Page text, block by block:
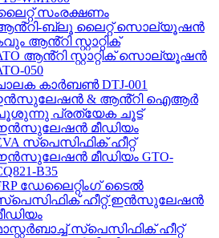
സംരക്ഷണം
ബ്ലൂ ലൈറ്റ് സൊല്യൂഷൻ
ആൻ്റി സ്റ്റാറ്റിക്
ആൻ്റി സ്റ്റാറ്റിക് സൊല്യൂഷൻ
050
കാർബൺ DTJ-001
ഇൻസുലേഷൻ & ആൻ്റി ഐആർ
പ്രത്യേക ചൂട്
മീഡിയം
സ്പെസിഫിക് ഹീറ്റ്
മീഡിയം GTO-
B35
ഡേലൈറ്റിംഗ് ടൈൽ
ഹീറ്റ് ഇൻസുലേഷൻ
സ്പെസിഫിക് ഹീറ്റ്